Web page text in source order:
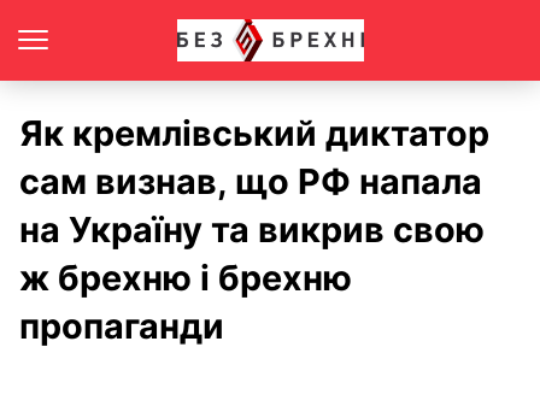
Як кремлівський диктатор
сам визнав, що РФ напала
на Україну та викрив свою
ж брехню і брехню
пропаганди